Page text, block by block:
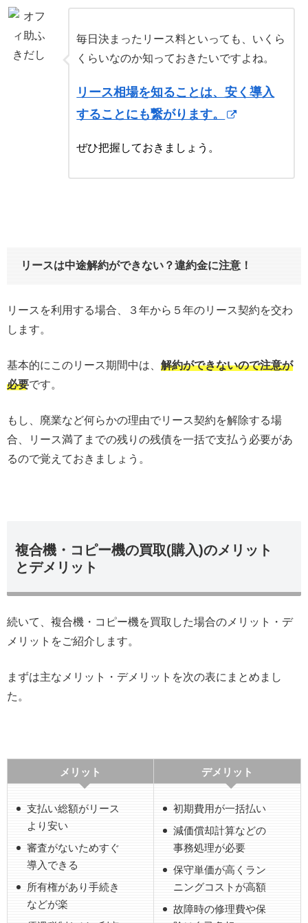
毎日決まったリース料といっても、いくら
くらいなのか知っておきたいですよね。
リース相場を知ることは、安く導入
することにも繋がります。
ぜひ把握しておきましょう。
リースは中途解約ができない？違約金に注意！
リースを利用する場合、３年から５年のリース契約を交わ
します。
基本的にこのリース期間中は、 解約ができないので注意が
必要です。
もし、廃業など何らかの理由でリース契約を解除する場
合、リース満了までの残りの残債を一括で支払う必要があ
るので覚えておきましょう。
複合機・コピー機の買取(購入)のメリット
とデメリット
続いて、複合機・コピー機を買取した場合のメリット・デ
メリットをご紹介します。
まずは主なメリット・デメリットを次の表にまとめまし
た。
メリット デメリット
支払い総額がリース
より安い
審査がないためすぐ
導入できる
所有権があり手続き
などが楽
初期費用が一括払い
減価償却計算などの
事務処理が必要
保守単価が高くラン
ニングコストが高額
故障時の修理費や保